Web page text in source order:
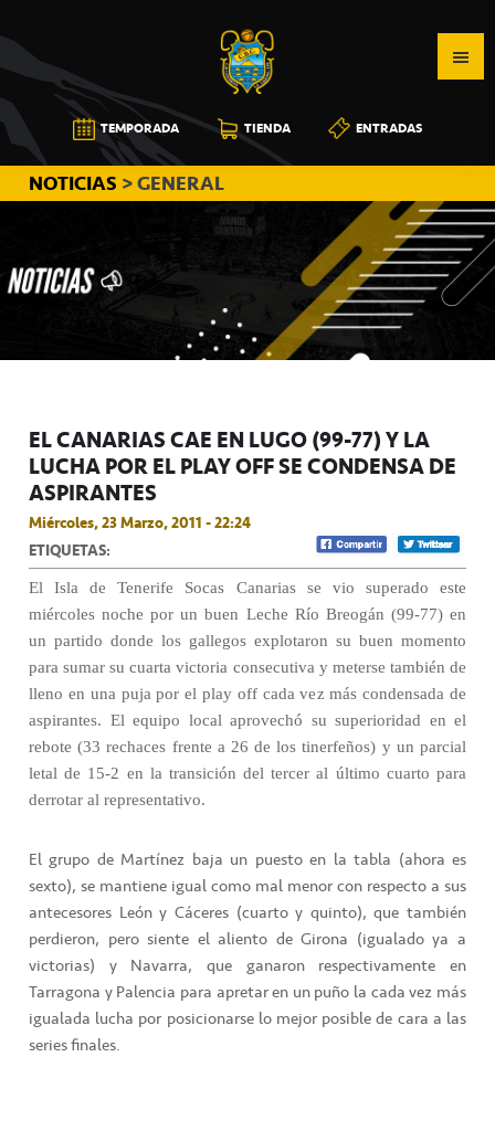
a
la
navegación
principal
al
contenido
principal
a
la
barra
lateral
principal
CB
CANARIAS
TEMPORADA TIENDA ENTRADAS
NOTICIAS > GENERAL
EL CANARIAS CAE EN LUGO (99-77) Y LA
LUCHA POR EL PLAY OFF SE CONDENSA DE
ASPIRANTES
Miércoles, 23 Marzo, 2011 - 22:24
ETIQUETAS:
El Isla de Tenerife Socas Canarias se vio superado este
miércoles noche por un buen Leche Río Breogán (99-77) en
un partido donde los gallegos explotaron su buen momento
para sumar su cuarta victoria consecutiva y meterse también de
lleno en una puja por el play off cada vez más condensada de
aspirantes. El equipo local aprovechó su superioridad en el
rebote (33 rechaces frente a 26 de los tinerfeños) y un parcial
letal de 15-2 en la transición del tercer al último cuarto para
derrotar al representativo.
El grupo de Martínez baja un puesto en la tabla (ahora es
sexto), se mantiene igual como mal menor con respecto a sus
antecesores León y Cáceres (cuarto y quinto), que también
perdieron, pero siente el aliento de Girona (igualado ya a
victorias) y Navarra, que ganaron respectivamente en
Tarragona y Palencia para apretar en un puño la cada vez más
igualada lucha por posicionarse lo mejor posible de cara a las
series finales.